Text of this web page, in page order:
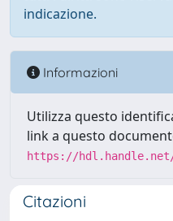
indicazione.
Informazioni
Utilizza questo
link a questo
https://hdl.handle.net/
Citazioni